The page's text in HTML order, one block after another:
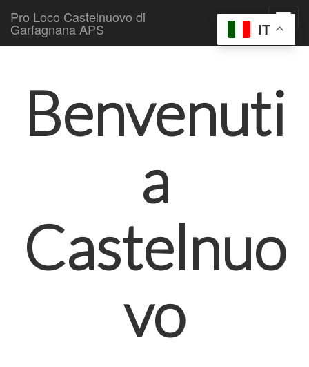
Pro Loco Castelnuovo di
Garfagnana APS
Benvenuti
a
Castelnuo
vo
IT